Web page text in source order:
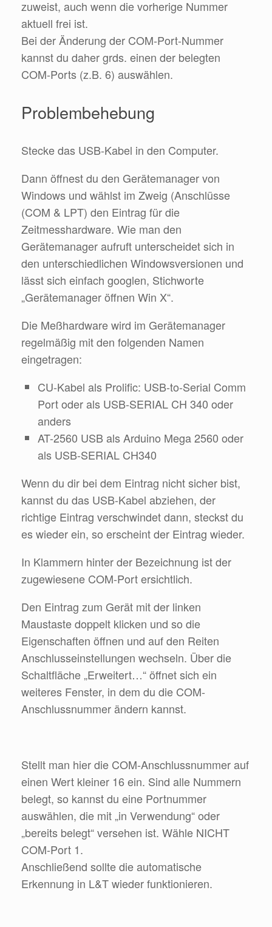
zuweist, auch wenn die vorherige Nummer
aktuell frei ist.
Bei der Änderung der COM-Port-Nummer
kannst du daher grds. einen der belegten
COM-Ports (z.B. 6) auswählen.
Problembehebung
Stecke das USB-Kabel in den Computer.
Dann öffnest du den Gerätemanager von
Windows und wählst im Zweig (Anschlüsse
(COM & LPT) den Eintrag für die
Zeitmesshardware. Wie man den
Gerätemanager aufruft unterscheidet sich in
den unterschiedlichen Windowsversionen und
lässt sich einfach googlen, Stichworte
„Gerätemanager öffnen Win X“.
Die Meßhardware wird im Gerätemanager
regelmäßig mit den folgenden Namen
eingetragen:
CU-Kabel als Prolific: USB-to-Serial Comm
Port oder als USB-SERIAL CH 340 oder
anders
AT-2560 USB als Arduino Mega 2560 oder
als USB-SERIAL CH340
Wenn du dir bei dem Eintrag nicht sicher bist,
kannst du das USB-Kabel abziehen, der
richtige Eintrag verschwindet dann, steckst du
es wieder ein, so erscheint der Eintrag wieder.
In Klammern hinter der Bezeichnung ist der
zugewiesene COM-Port ersichtlich.
Den Eintrag zum Gerät mit der linken
Maustaste doppelt klicken und so die
Eigenschaften öffnen und auf den Reiten
Anschlusseinstellungen wechseln. Über die
Schaltfläche „Erweitert…“ öffnet sich ein
weiteres Fenster, in dem du die COM-
Anschlussnummer ändern kannst.
Stellt man hier die COM-Anschlussnummer auf
einen Wert kleiner 16 ein. Sind alle Nummern
belegt, so kannst du eine Portnummer
auswählen, die mit „in Verwendung“ oder
„bereits belegt“ versehen ist. Wähle NICHT
COM-Port 1.
Anschließend sollte die automatische
Erkennung in L&T wieder funktionieren.